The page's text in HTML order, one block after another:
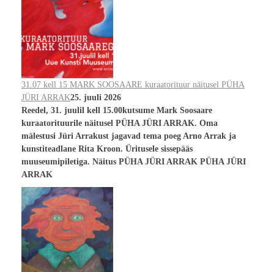
31.07 kell 15 MARK SOOSAARE kuraatorituur näitusel PÜHA
JÜRI ARRAK25. juuli 2026
Reedel, 31. juulil kell 15.00kutsume Mark Soosaare
kuraatorituurile näitusel PÜHA JÜRI ARRAK. Oma
mälestusi Jüri Arrakust jagavad tema poeg Arno Arrak ja
kunstiteadlane Rita Kroon. Üritusele sissepääs
muuseumipiletiga. Näitus PÜHA JÜRI ARRAK PÜHA JÜRI
ARRAK